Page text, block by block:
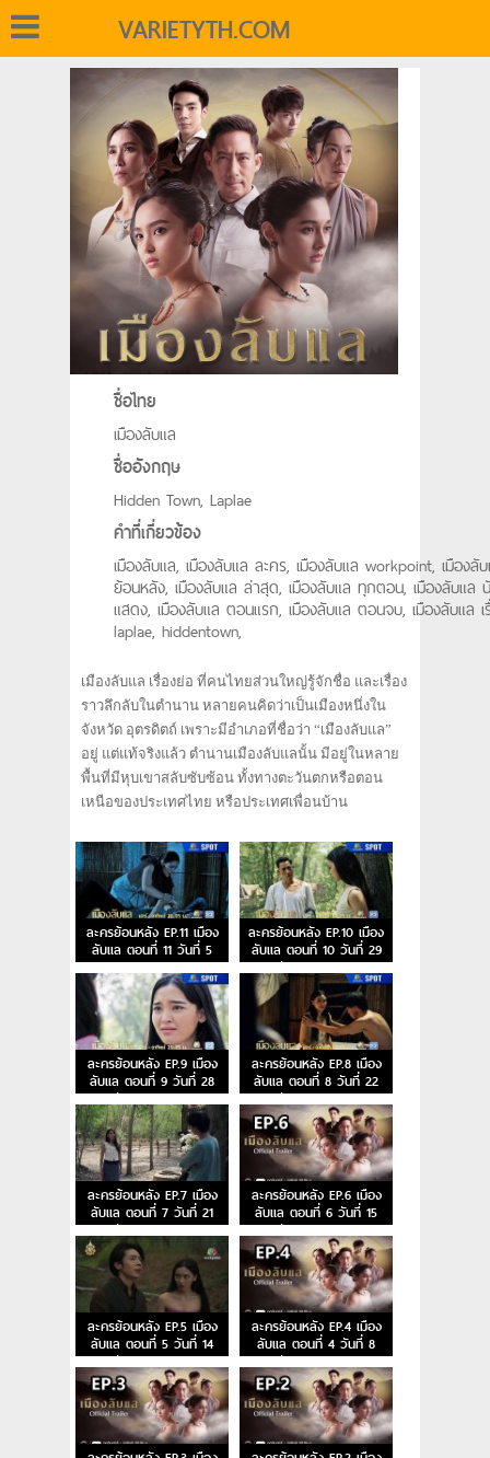
VARIETYTH.COM
ชื่อไทย
เมืองลับแล
ชื่ออังกฤษ
Hidden Town, Laplae
คำที่เกี่ยวข้อง
เมืองลับแล, เมืองลับแล ละคร, เมืองลับแล workpoint, เมืองลั
ย้อนหลัง, เมืองลับแล ล่าสุด, เมืองลับแล ทุกตอน, เมืองลับแล
แสดง, เมืองลับแล ตอนแรก, เมืองลับแล ตอนจบ, เมืองลับแล เ
laplae, hiddentown,
เมืองลับแล เรื่องย่อ ที่คนไทยส่วนใหญ่รู้จักชื่อ และเรื่อง
ราวลึกลับในตำนาน หลายคนคิดว่าเป็นเมืองหนึ่งใน
จังหวัด อุตรดิตถ์ เพราะมีอำเภอที่ชื่อว่า “เมืองลับแล”
อยู่ แต่แท้จริงแล้ว ตำนานเมืองลับแลนั้น มีอยู่ในหลาย
พื้นที่มีหุบเขาสลับซับซ้อน ทั้งทางตะวันตกหรือตอน
เหนือของประเทศไทย หรือประเทศเพื่อนบ้าน
ละครย้อนหลัง EP.11 เมือง
ลับแล ตอนที่ 11 วันที่ 5
ตุลาคม 2567
ละครย้อนหลัง EP.10 เมือง
ลับแล ตอนที่ 10 วันที่ 29
กันยายน 2567
ละครย้อนหลัง EP.9 เมือง
ลับแล ตอนที่ 9 วันที่ 28
กันยายน 2567
ละครย้อนหลัง EP.8 เมือง
ลับแล ตอนที่ 8 วันที่ 22
กันยายน 2567
ละครย้อนหลัง EP.7 เมือง
ลับแล ตอนที่ 7 วันที่ 21
กันยายน 2567
ละครย้อนหลัง EP.6 เมือง
ลับแล ตอนที่ 6 วันที่ 15
กันยายน 2567
ละครย้อนหลัง EP.5 เมือง
ลับแล ตอนที่ 5 วันที่ 14
กันยายน 2567
ละครย้อนหลัง EP.4 เมือง
ลับแล ตอนที่ 4 วันที่ 8
กันยายน 2567